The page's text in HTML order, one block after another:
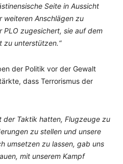
Seite in Aussicht
weiteren Anschlägen zu
PLO zugesichert, sie auf dem
zu unterstützen.“
der Politik vor der Gewalt
dass Terrorismus der
der Taktik hatten, Flugzeuge zu
zu stellen und unsere
umsetzen zu lassen, gab uns
mit unserem Kampf